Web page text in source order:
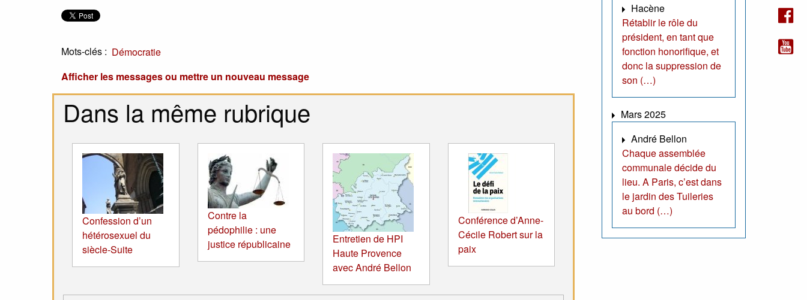
Mots-clés : Démocratie
Afficher les messages ou mettre un nouveau message
Dans la même rubrique
Confession d’un
hétérosexuel du
siècle-Suite
Contre la
pédophilie : une
justice républicaine
Entretien de HPI
Haute Provence
avec André Bellon
Conférence d’Anne-
Cécile Robert sur la
paix
Hacène
Rétablir le rôle du
président, en tant que
fonction honorifique, et
donc la suppression de
son (…)
Mars 2025
André Bellon
Chaque assemblée
communale décide du
lieu. A Paris, c’est dans
le jardin des Tuileries
au bord (…)